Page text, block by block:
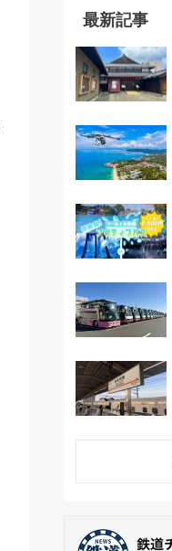
最新記事